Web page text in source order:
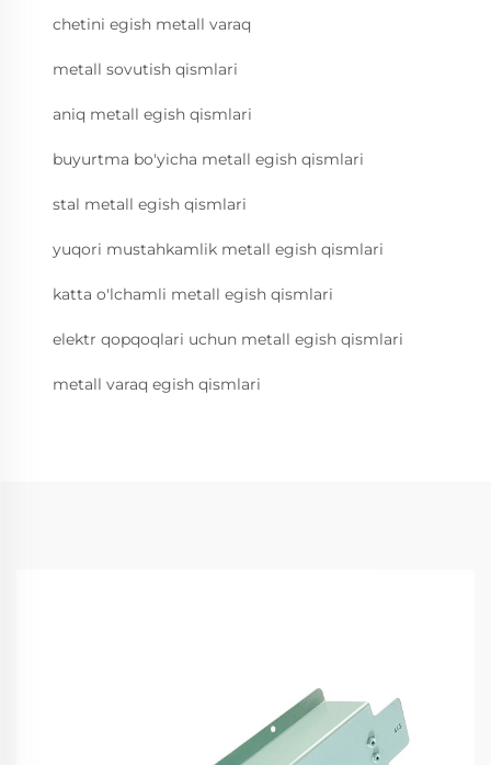
chetini egish metall varaq
metall sovutish qismlari
aniq metall egish qismlari
buyurtma bo'yicha metall egish qismlari
stal metall egish qismlari
yuqori mustahkamlik metall egish qismlari
katta o'lchamli metall egish qismlari
elektr qopqoqlari uchun metall egish qismlari
metall varaq egish qismlari